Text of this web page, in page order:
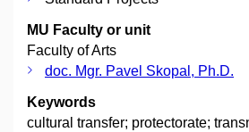
MU Faculty or unit
Faculty of Arts
doc. Mgr. Pavel Skopal, Ph.D.
Keywords
cultural transfer; protectorate;